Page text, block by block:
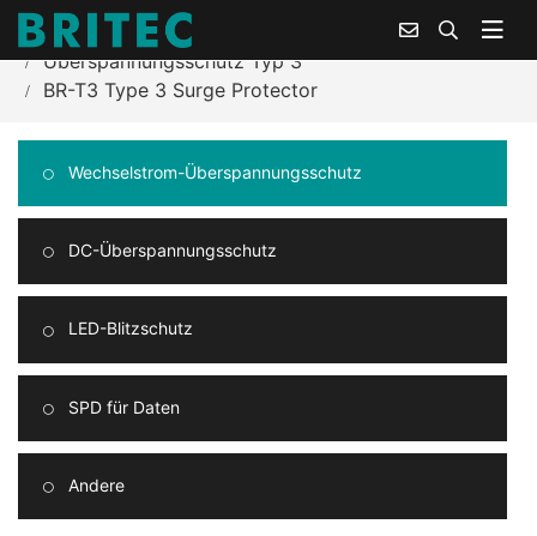
Heim
Produktzentrum
Überspannungsschutz Typ 3
BR-T3 Type 3 Surge Protector
Wechselstrom-Überspannungsschutz
DC-Überspannungsschutz
LED-Blitzschutz
SPD für Daten
Andere